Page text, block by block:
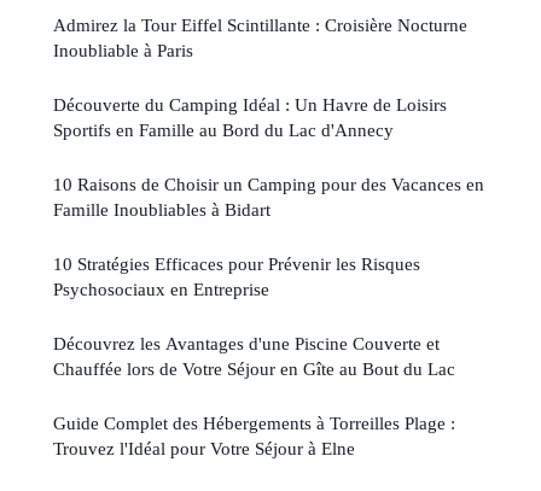
Admirez la Tour Eiffel Scintillante : Croisière Nocturne
Inoubliable à Paris
Découverte du Camping Idéal : Un Havre de Loisirs
Sportifs en Famille au Bord du Lac d'Annecy
10 Raisons de Choisir un Camping pour des Vacances en
Famille Inoubliables à Bidart
10 Stratégies Efficaces pour Prévenir les Risques
Psychosociaux en Entreprise
Découvrez les Avantages d'une Piscine Couverte et
Chauffée lors de Votre Séjour en Gîte au Bout du Lac
Guide Complet des Hébergements à Torreilles Plage :
Trouvez l'Idéal pour Votre Séjour à Elne